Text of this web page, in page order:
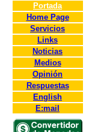
Portada
Home Page
Servicios
Links
Noticias
Medios
Opinión
Respuestas
English
E:mail